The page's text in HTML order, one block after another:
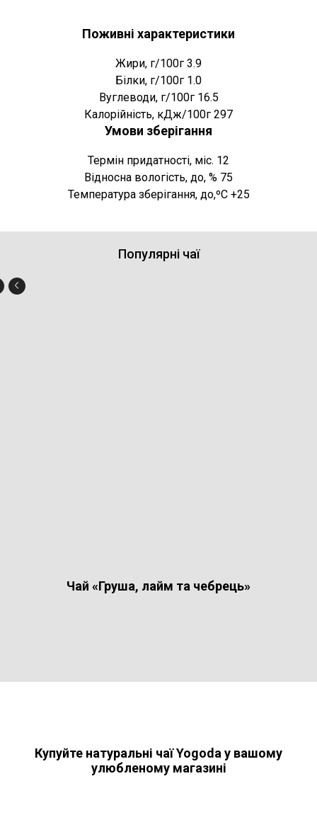
Поживні характеристики
Жири, г/100г 3.9
Білки, г/100г 1.0
Вуглеводи, г/100г 16.5
Калорійність, кДж/100г 297
Умови зберігання
Термін придатності, міс. 12
Відносна вологість, до, % 75
Температура зберігання, до,ºC +25
Популярні чаї
Чай «Груша, лайм та чебрець»
Купуйте натуральні чаї Yogoda у вашому
улюбленому магазині